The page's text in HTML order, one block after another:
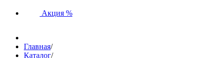
Акция %
Главная/
Каталог/